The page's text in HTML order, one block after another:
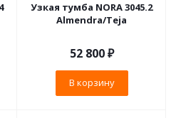
Узкая тумба NORA 3045.2
Almendra/Teja
52 800₽
В корзину